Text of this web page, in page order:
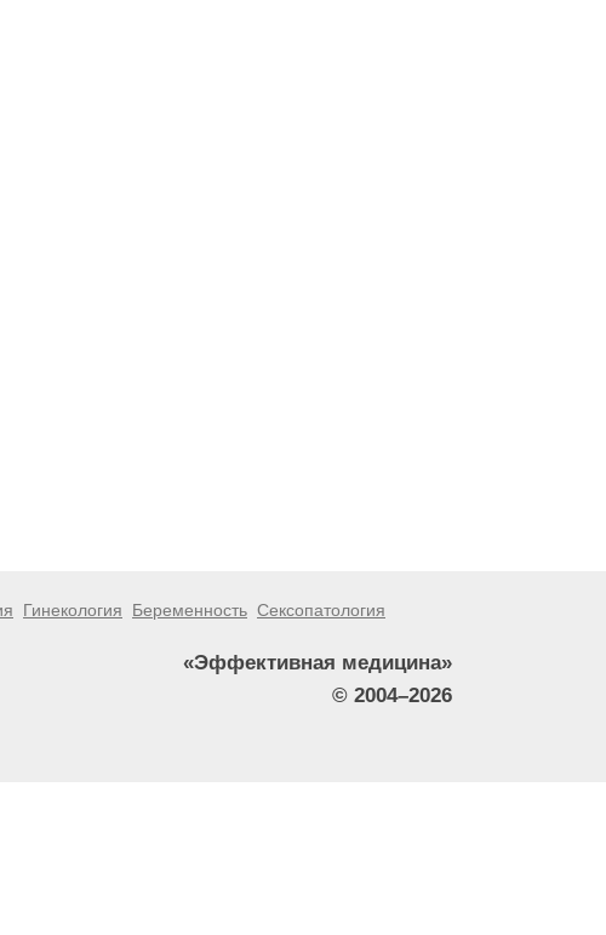
Гинекология Беременность Сексопатология
«Эффективная медицина»
© 2004–2026